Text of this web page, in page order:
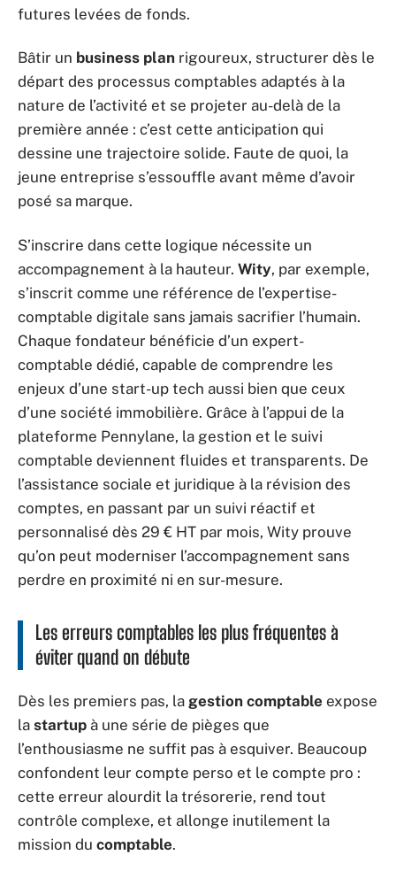
futures levées de fonds.
Bâtir un business plan rigoureux, structurer dès le
départ des processus comptables adaptés à la
nature de l’activité et se projeter au-delà de la
première année : c’est cette anticipation qui
dessine une trajectoire solide. Faute de quoi, la
jeune entreprise s’essouffle avant même d’avoir
posé sa marque.
S’inscrire dans cette logique nécessite un
accompagnement à la hauteur. Wity, par exemple,
s’inscrit comme une référence de l’expertise-
comptable digitale sans jamais sacrifier l’humain.
Chaque fondateur bénéficie d’un expert-
comptable dédié, capable de comprendre les
enjeux d’une start-up tech aussi bien que ceux
d’une société immobilière. Grâce à l’appui de la
plateforme Pennylane, la gestion et le suivi
comptable deviennent fluides et transparents. De
l’assistance sociale et juridique à la révision des
comptes, en passant par un suivi réactif et
personnalisé dès 29 € HT par mois, Wity prouve
qu’on peut moderniser l’accompagnement sans
perdre en proximité ni en sur-mesure.
Les erreurs comptables les plus fréquentes à
éviter quand on débute
Dès les premiers pas, la gestion comptable expose
la startup à une série de pièges que
l’enthousiasme ne suffit pas à esquiver. Beaucoup
confondent leur compte perso et le compte pro :
cette erreur alourdit la trésorerie, rend tout
contrôle complexe, et allonge inutilement la
mission du comptable.